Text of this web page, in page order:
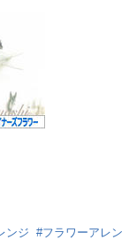
ンジ #フラワーアレン